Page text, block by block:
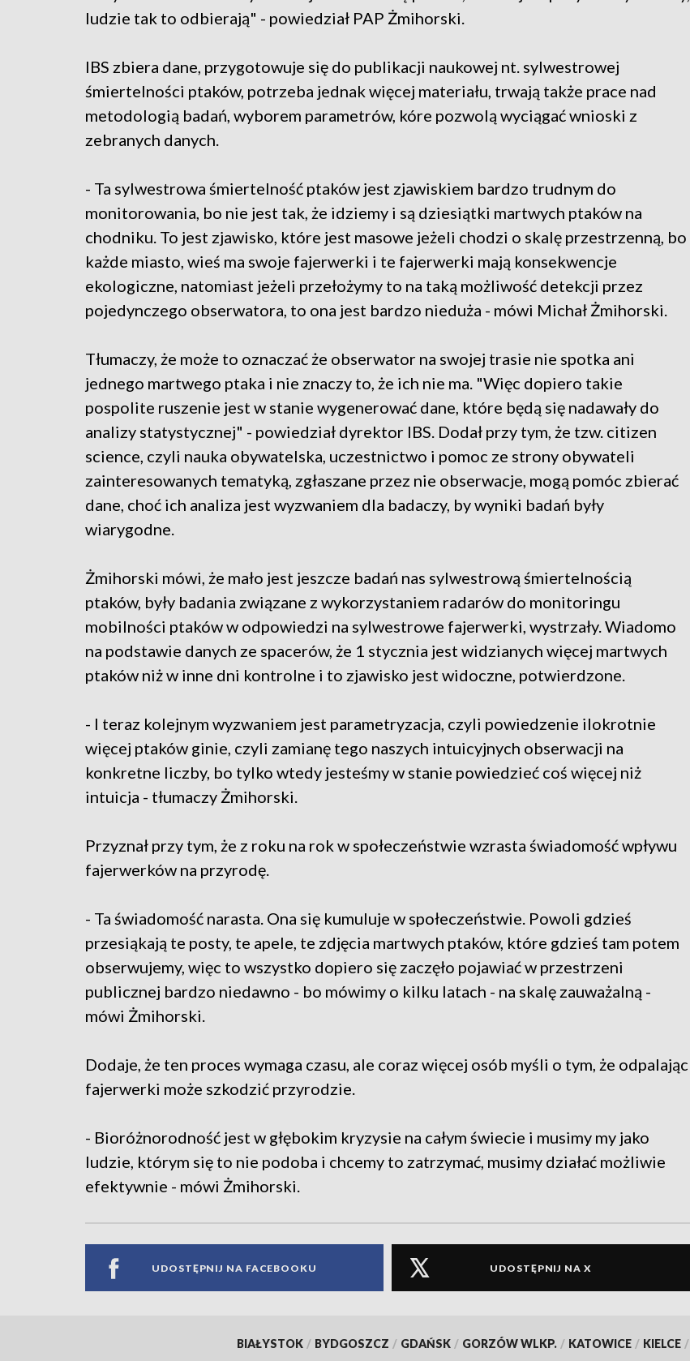
ludzie tak to odbierają" - powiedział PAP Żmihorski.
IBS zbiera dane, przygotowuje się do publikacji naukowej nt. sylwestrowej
śmiertelności ptaków, potrzeba jednak więcej materiału, trwają także prace nad
metodologią badań, wyborem parametrów, kóre pozwolą wyciągać wnioski z
zebranych danych.
- Ta sylwestrowa śmiertelność ptaków jest zjawiskiem bardzo trudnym do
monitorowania, bo nie jest tak, że idziemy i są dziesiątki martwych ptaków na
chodniku. To jest zjawisko, które jest masowe jeżeli chodzi o skalę przestrzenną, bo
każde miasto, wieś ma swoje fajerwerki i te fajerwerki mają konsekwencje
ekologiczne, natomiast jeżeli przełożymy to na taką możliwość detekcji przez
pojedynczego obserwatora, to ona jest bardzo nieduża - mówi Michał Żmihorski.
Tłumaczy, że może to oznaczać że obserwator na swojej trasie nie spotka ani
jednego martwego ptaka i nie znaczy to, że ich nie ma. "Więc dopiero takie
pospolite ruszenie jest w stanie wygenerować dane, które będą się nadawały do
analizy statystycznej" - powiedział dyrektor IBS. Dodał przy tym, że tzw. citizen
science, czyli nauka obywatelska, uczestnictwo i pomoc ze strony obywateli
zainteresowanych tematyką, zgłaszane przez nie obserwacje, mogą pomóc zbierać
dane, choć ich analiza jest wyzwaniem dla badaczy, by wyniki badań były
wiarygodne.
Żmihorski mówi, że mało jest jeszcze badań nas sylwestrową śmiertelnością
ptaków, były badania związane z wykorzystaniem radarów do monitoringu
mobilności ptaków w odpowiedzi na sylwestrowe fajerwerki, wystrzały. Wiadomo
na podstawie danych ze spacerów, że 1 stycznia jest widzianych więcej martwych
ptaków niż w inne dni kontrolne i to zjawisko jest widoczne, potwierdzone.
- I teraz kolejnym wyzwaniem jest parametryzacja, czyli powiedzenie ilokrotnie
więcej ptaków ginie, czyli zamianę tego naszych intuicyjnych obserwacji na
konkretne liczby, bo tylko wtedy jesteśmy w stanie powiedzieć coś więcej niż
intuicja - tłumaczy Żmihorski.
Przyznał przy tym, że z roku na rok w społeczeństwie wzrasta świadomość wpływu
fajerwerków na przyrodę.
- Ta świadomość narasta. Ona się kumuluje w społeczeństwie. Powoli gdzieś
przesiąkają te posty, te apele, te zdjęcia martwych ptaków, które gdzieś tam potem
obserwujemy, więc to wszystko dopiero się zaczęło pojawiać w przestrzeni
publicznej bardzo niedawno - bo mówimy o kilku latach - na skalę zauważalną -
mówi Żmihorski.
Dodaje, że ten proces wymaga czasu, ale coraz więcej osób myśli o tym, że odpalając
fajerwerki może szkodzić przyrodzie.
- Bioróżnorodność jest w głębokim kryzysie na całym świecie i musimy my jako
ludzie, którym się to nie podoba i chcemy to zatrzymać, musimy działać możliwie
efektywnie - mówi Żmihorski.
UDOSTĘPNIJ NA FACEBOOKU UDOSTĘPNIJ NA X
BIAŁYSTOK / BYDGOSZCZ / GDAŃSK / GORZÓW WLKP. / KATOWICE / KIELCE /